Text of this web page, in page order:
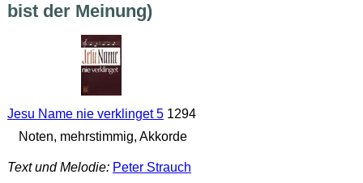
bist der Meinung)
Jesu Name nie verklinget 51294
Noten, mehrstimmig, Akkorde
Text und Melodie: Peter Strauch